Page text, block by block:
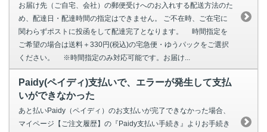
お届け先（ご自宅、会社）の郵便受けへのお入れする配送方法のた
め、配達日・配達時間の指定はできません。 ご不在時、ご在宅に
関わらずポストに投函をして配達完了となります。 時間指定を
ご希望の場合は送料＋330円(税込)の宅急便・ゆうパックをご選択
ください。 ※時間指定のみ対応可能です。お届け...
Paidy(ペイディ)支払いで、エラーが発生して支払
いができなかった
あと払いPaidy（ペイディ）のお支払いが完了できなかった場合、
マイページ【ご注文履歴】の『Paidy支払い手続き』よりお手続き